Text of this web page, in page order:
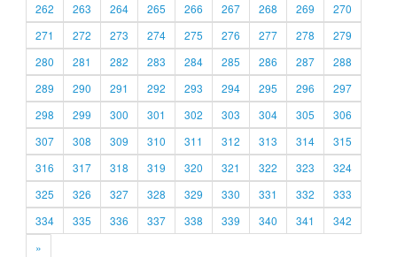
262
263 264 265 266 267 268 269
270
271
272 273 274 275 276 277 278
279
280
281 282 283 284 285 286 287
288
289
290 291 292 293 294 295 296
297
298
299 300 301 302 303 304 305
306
307
308 309 310 311 312 313 314
315
316
317 318 319 320 321 322 323
324
325
326 327 328 329 330 331 332
333
334
335 336 337 338 339 340 341
342
»